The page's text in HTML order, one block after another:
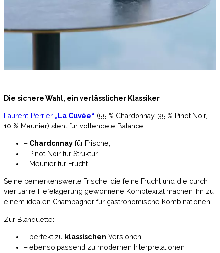
Die sichere Wahl, ein verlässlicher Klassiker
Laurent-Perrier „La Cuvée“ (55 % Chardonnay, 35 % Pinot Noir,
10 % Meunier) steht für vollendete Balance:
– Chardonnay für Frische,
– Pinot Noir für Struktur,
– Meunier für Frucht.
Seine bemerkenswerte Frische, die feine Frucht und die durch
vier Jahre Hefelagerung gewonnene Komplexität machen ihn zu
einem idealen Champagner für gastronomische Kombinationen.
Zur Blanquette:
– perfekt zu klassischen Versionen,
– ebenso passend zu modernen Interpretationen